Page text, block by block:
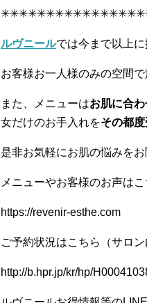
ルヴニールでは今まで以上
お客様お一人様のみの空間で
また、メニューはお肌に合わ
女だけのお手入れをその都
是非お気軽にお肌の悩みを
メニューやお客様のお声は
https://revenir-esthe.com
ご予約状況はこちら（サロ
http://b.hpr.jp/kr/hp/